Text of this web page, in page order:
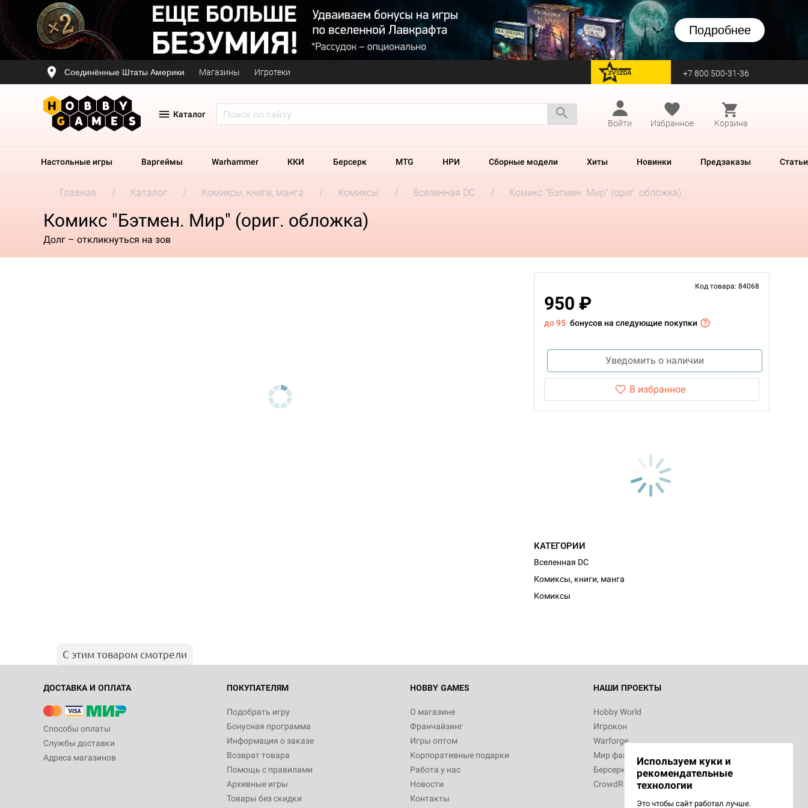
Подробнее
Соединённые Штаты Америки Магазины Игротеки перейти на Zvezda +7 800 500-31-36
Каталог
Войти
Избранное Корзина
Настольные игры Варгеймы Warhammer ККИ Берсерк MTG НРИ Сборные модели Хиты Новинки Предзаказы Статьи
Главная Каталог Комиксы, книги, манга Комиксы Вселенная DC Комикс "Бэтмен. Мир" (ориг. обложка)
Комикс "Бэтмен. Мир" (ориг. обложка)
Долг – откликнуться на зов
Код товара: 84068
950 ₽
до 95 бонусов на следующие покупки
Уведомить о наличии
В избранное
КАТЕГОРИИ
Вселенная DC
Комиксы, книги, манга
Комиксы
С этим товаром смотрели
ДОСТАВКА И ОПЛАТА
Способы оплаты
Службы доставки
Адреса магазинов
ПОКУПАТЕЛЯМ
Подобрать игру
Бонусная программа
Информация о заказе
Возврат товара
Помощь с правилами
Архивные игры
Товары без скидки
HOBBY GAMES
О магазине
Франчайзинг
Игры оптом
Корпоративные подарки
Работа у нас
Новости
Контакты
НАШИ ПРОЕКТЫ
Hobby World
Игрокон
Warforge
Мир фантастики
Берсерк
CrowdRepublic
Используем куки и
рекомендательные
технологии
Это чтобы сайт работал лучше.